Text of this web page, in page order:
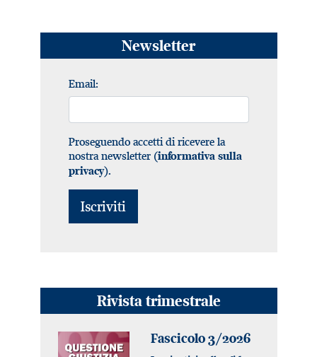
Newsletter
Email:
Proseguendo accetti di ricevere la
nostra newsletter (informativa sulla
privacy).
Rivista trimestrale
Fascicolo 3/2026